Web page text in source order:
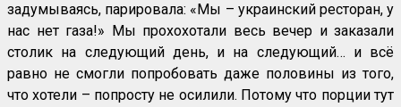
задумываясь, парировала: «Мы – украинский ресторан, у
нас нет газа!» Мы прохохотали весь вечер и заказали
столик на следующий день, и на следующий… и всё
равно не смогли попробовать даже половины из того,
что хотели – попросту не осилили. Потому что порции тут